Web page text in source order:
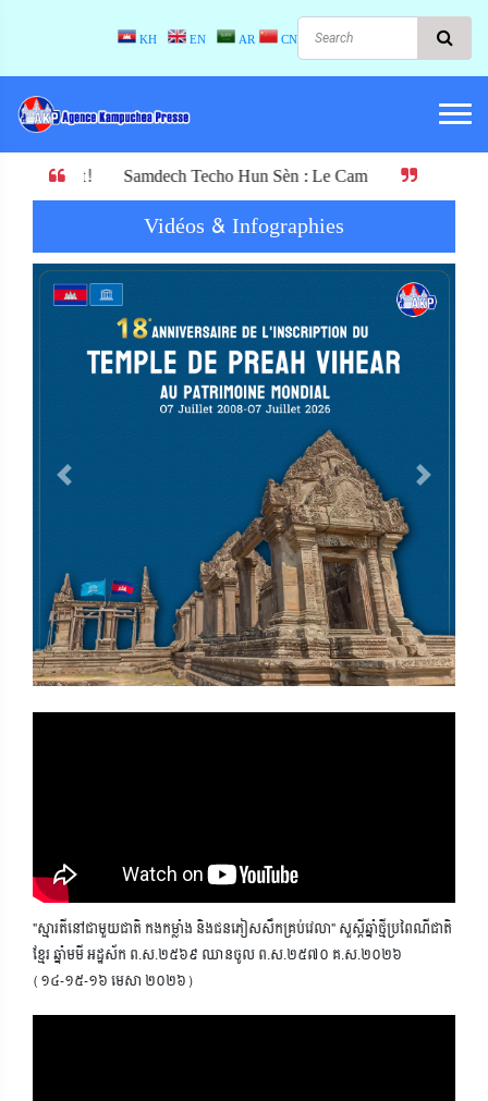
KH EN AR CN
Techo Hun Sèn : Le Cambodge ne doit pas échanger son
Vidéos & Infographies
Previous Next
"ស្មារតីនៅជាមួយជាតិ កងកម្លាំង និងជនភៀសសឹកគ្រប់វេលា" សួស្តីឆ្នាំថ្មីប្រពៃណីជាតិ
ខ្មែរ ឆ្នាំមមី អដ្ឋស័ក ព.ស.២៥៦៩ ឈានចូល ព.ស.២៥៧០ គ.ស.២០២៦
(១៤-១៥-១៦ មេសា ២០២៦)